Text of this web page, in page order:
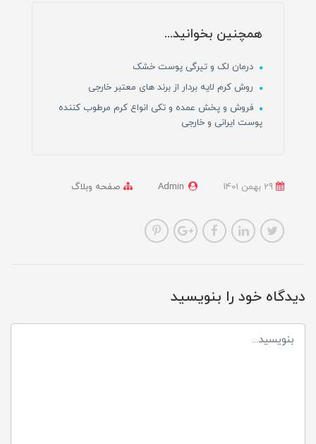
همچنین بخوانید...
درمان لک و تیرگی‌ پوست‌ خشک
روش کرم لایه بردار از برند های معتبر خارجی
فروش و پخش عمده و تکی انواع کرم مرطوب کننده
پوست ایرانی و خارجی
Admin صفحه وبلاگ
دیدگاه خود را بنویسید